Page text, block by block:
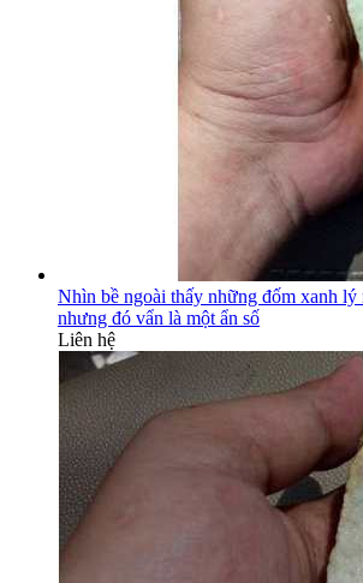
Nhìn bề ngoài thấy những đốm xanh lý
nhưng đó vẩn là một ẩn số
Liên hệ